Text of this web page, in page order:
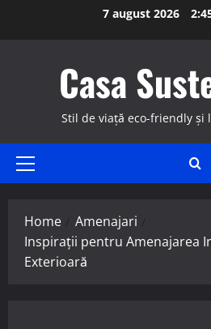
7 august 2026
Casa
Stil de viață eco-friendly și
Primary
Home
Amenajari
Inspirații pentru Amenajarea
Exterioară